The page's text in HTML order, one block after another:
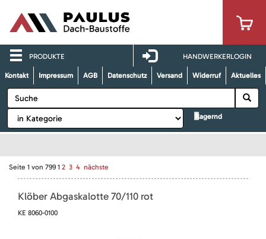
PRODUKTE HANDWERKERLOGIN
Kontakt Impressum AGB Datenschutz Versand Widerruf Aktuelles
lagernd
Seite 1 von 799 1 2 3 4 nächste
Klöber Abgaskalotte 70/110 rot
KE 8060-0100